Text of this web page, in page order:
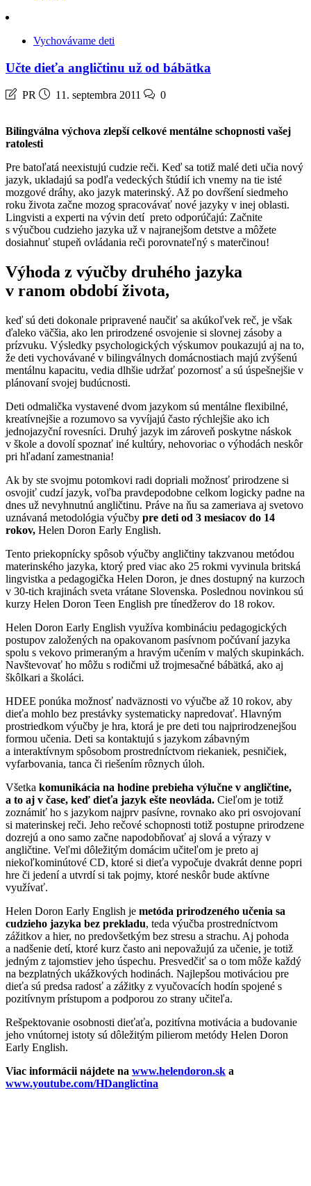
Vychovávame deti
Učte dieťa angličtinu už od bábätka
PR 11. septembra 2011 0
Bilingválna výchova zlepší celkové mentálne schopnosti vašej
ratolesti
Pre batoľatá neexistujú cudzie reči. Keď sa totiž malé deti učia nový
jazyk, ukladajú sa podľa vedeckých štúdií ich vnemy na tie isté
mozgové dráhy, ako jazyk materinský. Až po dovŕšení siedmeho
roku života začne mozog spracovávať nové jazyky v inej oblasti.
Lingvisti a experti na vývin detí preto odporúčajú: Začnite
s výučbou cudzieho jazyka už v najranejšom detstve a môžete
dosiahnuť stupeň ovládania reči porovnateľný s materčinou!
Výhoda z výučby druhého jazyka
v ranom období života,
keď sú deti dokonale pripravené naučiť sa akúkoľvek reč, je však
ďaleko väčšia, ako len prirodzené osvojenie si slovnej zásoby a
prízvuku. Výsledky psychologických výskumov poukazujú aj na to,
že deti vychovávané v bilingválnych domácnostiach majú zvýšenú
mentálnu kapacitu, vedia dlhšie udržať pozornosť a sú úspešnejšie v
plánovaní svojej budúcnosti.
Deti odmalička vystavené dvom jazykom sú mentálne flexibilné,
kreatívnejšie a rozumovo sa vyvíjajú často rýchlejšie ako ich
jednojazyční rovesníci. Druhý jazyk im zároveň poskytne náskok
v škole a dovolí spoznať iné kultúry, nehovoriac o výhodách neskôr
pri hľadaní zamestnania!
Ak by ste svojmu potomkovi radi dopriali možnosť prirodzene si
osvojiť cudzí jazyk, voľba pravdepodobne celkom logicky padne na
dnes už nevyhnutnú angličtinu. Práve na ňu sa zameriava aj svetovo
uznávaná metodológia výučby pre deti od 3 mesiacov do 14
rokov, Helen Doron Early English.
Tento priekopnícky spôsob výučby angličtiny takzvanou metódou
materinského jazyka, ktorý pred viac ako 25 rokmi vyvinula britská
lingvistka a pedagogička Helen Doron, je dnes dostupný na kurzoch
v 30-tich krajinách sveta vrátane Slovenska. Poslednou novinkou sú
kurzy Helen Doron Teen English pre tínedžerov do 18 rokov.
Helen Doron Early English využíva kombináciu pedagogických
postupov založených na opakovanom pasívnom počúvaní jazyka
spolu s vekovo primeraným a hravým učením v malých skupinkách.
Navštevovať ho môžu s rodičmi už trojmesačné bábätká, ako aj
škôlkari a školáci.
HDEE ponúka možnosť nadväznosti vo výučbe až 10 rokov, aby
dieťa mohlo bez prestávky systematicky napredovať. Hlavným
prostriedkom výučby je hra, ktorá je pre deti tou najprirodzenejšou
formou učenia. Deti sa kontaktujú s jazykom zábavným
a interaktívnym spôsobom prostredníctvom riekaniek, pesničiek,
vyfarbovania, tanca či riešením rôznych úloh.
Všetka komunikácia na hodine prebieha výlučne v angličtine,
a to aj v čase, keď dieťa jazyk ešte neovláda. Cieľom je totiž
zoznámiť ho s jazykom najprv pasívne, rovnako ako pri osvojovaní
si materinskej reči. Jeho rečové schopnosti totiž postupne prirodzene
dozrejú a ono samo začne napodobňovať aj slová a výrazy v
angličtine. Veľmi dôležitým domácim učiteľom je preto aj
niekoľkominútové CD, ktoré si dieťa vypočuje dvakrát denne popri
hre či jedení a utvrdí si tak pojmy, ktoré neskôr bude aktívne
využívať.
Helen Doron Early English je metóda prirodzeného učenia sa
cudzieho jazyka bez prekladu, teda výučba prostredníctvom
zážitkov a hier, no predovšetkým bez stresu a strachu. Aj pohoda
a nadšenie detí, ktoré kurz často ani nepovažujú za učenie, je totiž
jedným z tajomstiev jeho úspechu. Presvedčiť sa o tom môže každý
na bezplatných ukážkových hodinách. Najlepšou motiváciou pre
dieťa sú predsa radosť a zážitky z vyučovacích hodín spojené s
pozitívnym prístupom a podporou zo strany učiteľa.
Rešpektovanie osobnosti dieťaťa, pozitívna motivácia a budovanie
jeho vnútornej istoty sú dôležitým pilierom metódy Helen Doron
Early English.
Viac informácii nájdete na www.helendoron.sk a
www.youtube.com/HDanglictina